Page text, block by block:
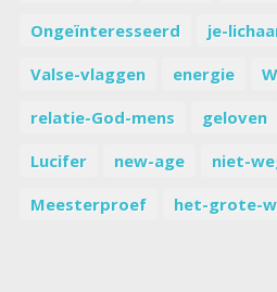
Ongeïnteresseerd
je-
Valse-vlaggen
energie
relatie-God-mens
geloven
Lucifer
new-age niet-
Meesterproef
het-grote-